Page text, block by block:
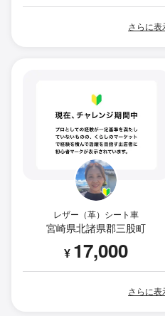
さらに表
レザー（革）シート車
宮崎県北諸県郡三股町
¥ 17,000
さらに表